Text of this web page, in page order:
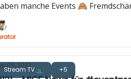
manche Events 🙈
Stream TV 📺 +5
05, 2023